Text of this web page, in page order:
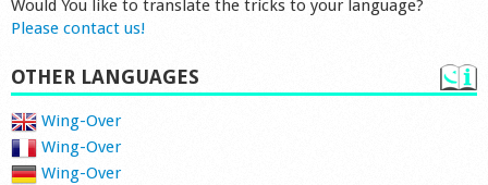
Would You like to translate the tricks to your language?
Please contact us!
OTHER LANGUAGES
Wing-Over
Wing-Over
Wing-Over